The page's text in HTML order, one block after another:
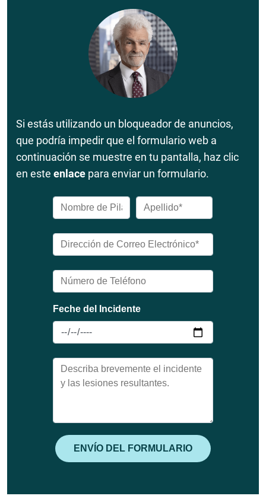
Si estás utilizando un bloqueador de anuncios,
que podría impedir que el formulario web a
continuación se muestre en tu pantalla, haz clic
en este enlace para enviar un formulario.